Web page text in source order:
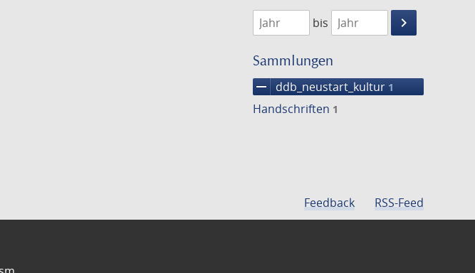
1474
1475
bis
keyboard_arrow_right
Suche
Sammlungen
remove ddb_neustart_kultur 1
Handschriften 1
Feedback RSS-Feed